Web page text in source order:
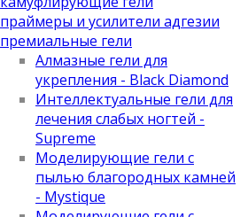
праймеры и усилители адгезии
премиальные гели
Алмазные гели для
укрепления - Black Diamond
Интеллектуальные гели для
лечения слабых ногтей -
Supreme
Моделирующие гели с
пылью благородных камней
- Mystique